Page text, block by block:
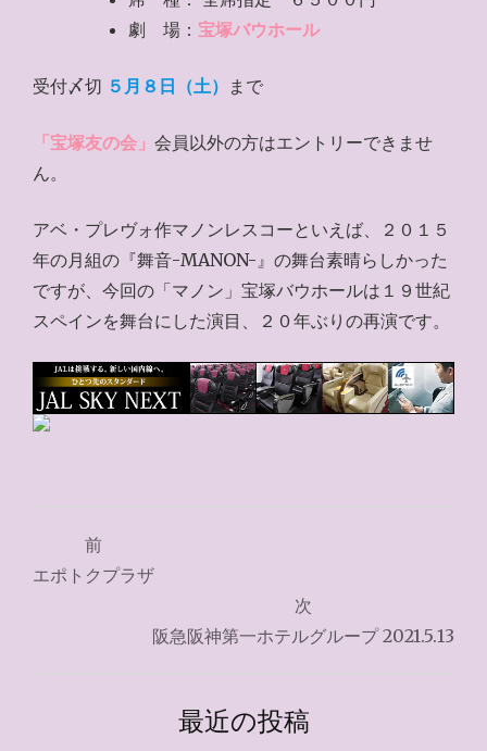
劇 場： 宝塚バウホール
受付〆切 ５月８日（土） まで
「宝塚友の会」 会員以外の方はエントリーできませ
ん。
アベ・プレヴォ作マノンレスコーといえば、２０１５
年の月組の『舞音-MANON-』の舞台素晴らしかった
ですが、今回の「マノン」宝塚バウホールは１９世紀
スペインを舞台にした演目、２０年ぶりの再演です。
稿
前
エポトクプラザ
次
阪急阪神第一ホテルグループ 2021.5.13
最近の投稿